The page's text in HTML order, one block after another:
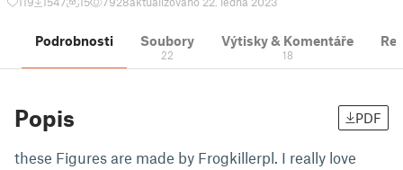
Podrobnosti Soubory
22
Výtisky & Komentáře
18
Popis PDF
these Figures are made by Frogkillerpl. I really love